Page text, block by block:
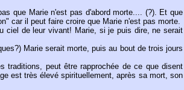
que Marie n'est pas d'abord morte.... (?). Et que
car il peut faire croire que Marie n'est pas morte.
ciel de leur vivant! Marie, si je puis dire, ne serait
Marie serait morte, puis au bout de trois jours
traditions, peut être rapprochée de ce que disent
est très élevé spirituellement, après sa mort, son